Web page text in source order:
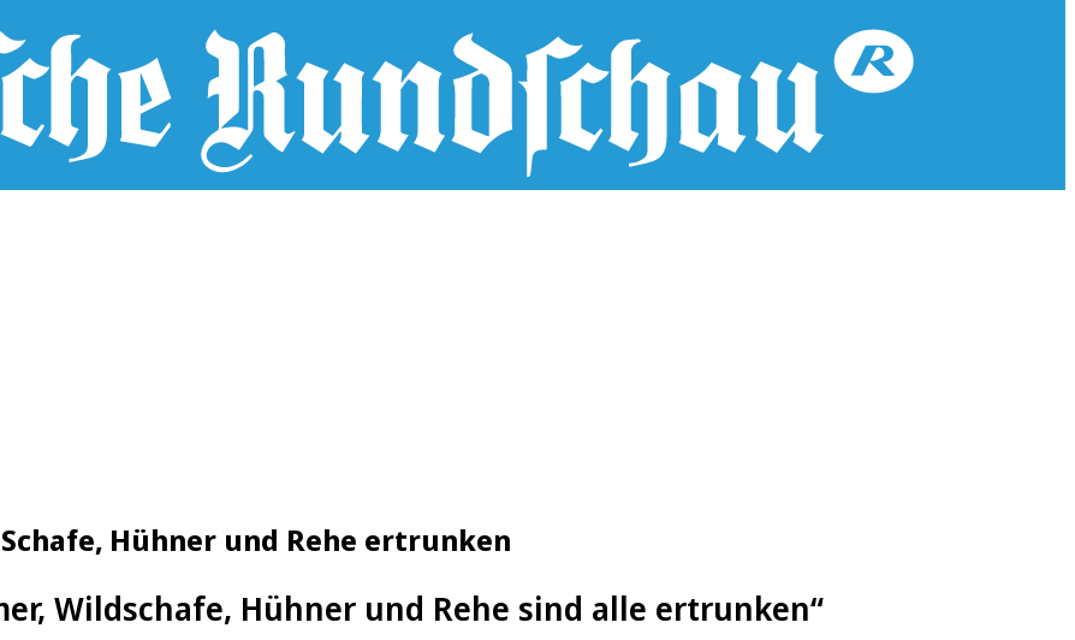
Hühner und Rehe ertrunken
Wildschafe, Hühner und Rehe sind alle ertrunken“